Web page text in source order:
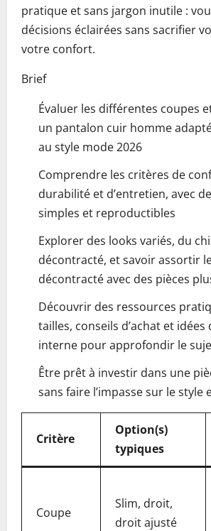
pratique et sans jargon inutile :
décisions éclairées sans sacrifier
votre confort.
Brief
Évaluer les différentes coupes
un pantalon cuir homme
au style mode 2026
Comprendre les critères de
durabilité et d’entretien, avec
simples et reproductibles
Explorer des looks variés, du
décontracté, et savoir assortir
décontracté avec des pièces
Découvrir des ressources
tailles, conseils d’achat et idées
interne pour approfondir le
Être prêt à investir dans une
sans faire l’impasse sur le style
Critère
Option(s)
typiques
Coupe
Slim, droit,
droit ajusté